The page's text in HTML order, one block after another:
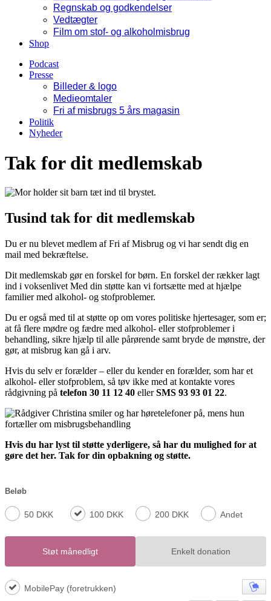
Regnskab og godkendelser
Vedtægter
Film om stof- og alkoholmisbrug
Shop
Podcast
Presse
Billeder & logo
Medieomtaler
Fri af misbrugs 5 års magasin
Politik
Nyheder
Tak for dit medlemskab
Tusind tak for dit medlemskab
Du er nu blevet medlem af Fri af Misbrug og vi har sendt dig en
mail med bekræftelse.
Dit medlemskab gør en forskel for børn. En forskel der rækker lagt
ind i voksenlivet Med din støtte kan vi fortsætte med at hjælpe
familier med alkohol- og stofproblemer.
Du er også med til at støtte op om vores politiske hjertesager, som er;
at få flere mødre og fædre med alkohol- eller stofproblemer i
behandling, sikre hjælp til alle pårørende samt bryde de mønstre, der
gør, at misbrug kan gå i arv.
Hvis du selv er forælder – eller du kender en forælder, som har et
alkohol- eller stofproblem, så tøv ikke med at kontakte vores
rådgivning på telefon 30 11 12 40 ellerSMS 93 93 01 22.
Hvis du har lyst til støtte yderligere, så har du mulighed for at
gøre det her. Tak for din opbakning og støtte.